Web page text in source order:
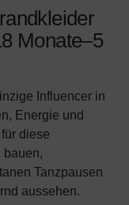
Monate–5
Influencer in
Energie und
diese
bauen,
Tanzpausen
aussehen.